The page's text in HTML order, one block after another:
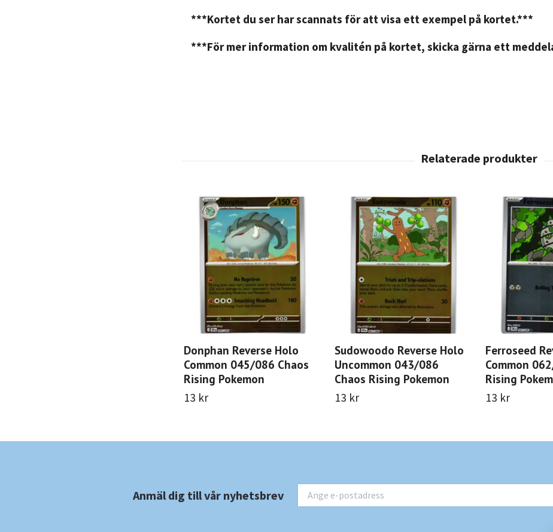
***Kortet du ser har scannats för att visa ett exempel på kortet.***
***För mer information om kvalitén på kortet, skicka gärna ett
Donphan Reverse Holo
Common 045/086 Chaos
Rising Pokemon
13 kr
Sudowoodo Reverse Holo
Uncommon 043/086
Chaos Rising Pokemon
13 kr
Ferroseed
Common
Rising
13 kr
Anmäl dig till vår nyhetsbrev